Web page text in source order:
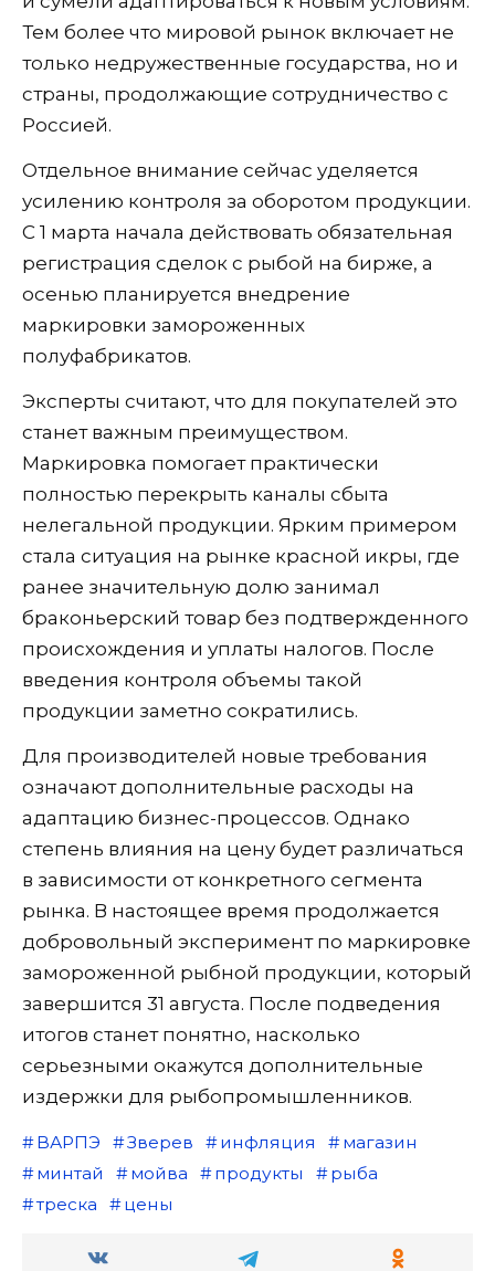
Тем более что мировой рынок включает не
только недружественные государства, но и
страны, продолжающие сотрудничество с
Россией.
Отдельное внимание сейчас уделяется
усилению контроля за оборотом продукции.
С 1 марта начала действовать обязательная
регистрация сделок с рыбой на бирже, а
осенью планируется внедрение
маркировки замороженных
полуфабрикатов.
Эксперты считают, что для покупателей это
станет важным преимуществом.
Маркировка помогает практически
полностью перекрыть каналы сбыта
нелегальной продукции. Ярким примером
стала ситуация на рынке красной икры, где
ранее значительную долю занимал
браконьерский товар без подтвержденного
происхождения и уплаты налогов. После
введения контроля объемы такой
продукции заметно сократились.
Для производителей новые требования
означают дополнительные расходы на
адаптацию бизнес-процессов. Однако
степень влияния на цену будет различаться
в зависимости от конкретного сегмента
рынка. В настоящее время продолжается
добровольный эксперимент по маркировке
замороженной рыбной продукции, который
завершится 31 августа. После подведения
итогов станет понятно, насколько
серьезными окажутся дополнительные
издержки для рыбопромышленников.
ВАРПЭ Зверев инфляция
магазин
минтай
мойва продукты
рыба
треска
цены